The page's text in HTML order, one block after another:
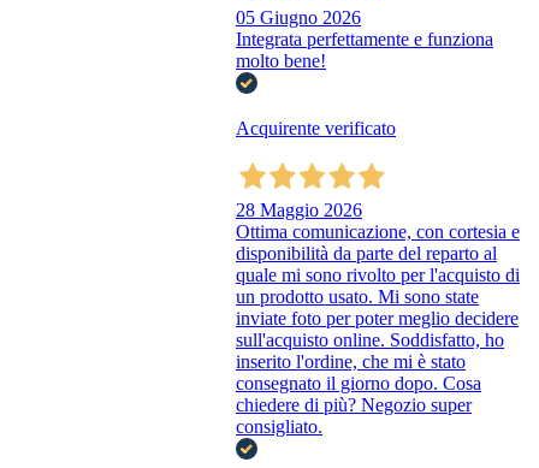
05 Giugno 2026
Integrata perfettamente e funziona
molto bene!
Acquirente verificato
28 Maggio 2026
Ottima comunicazione, con cortesia e
disponibilità da parte del reparto al
quale mi sono rivolto per l'acquisto di
un prodotto usato. Mi sono state
inviate foto per poter meglio decidere
sull'acquisto online. Soddisfatto, ho
inserito l'ordine, che mi è stato
consegnato il giorno dopo. Cosa
chiedere di più? Negozio super
consigliato.